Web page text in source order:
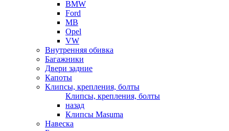
BMW
Ford
MB
Opel
VW
Внутренняя обивка
Багажники
Двери задние
Капоты
Клипсы, крепления, болты
Клипсы, крепления, болты
назад
Клипсы Masuma
Навеска